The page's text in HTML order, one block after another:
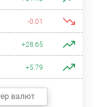
-0.01
+28.65
+5.79
валют